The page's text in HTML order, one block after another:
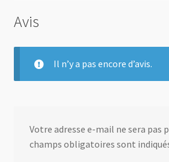
Avis
Il n’y a pas encore d’avis.
Votre adresse e-mail ne sera pas
champs obligatoires sont